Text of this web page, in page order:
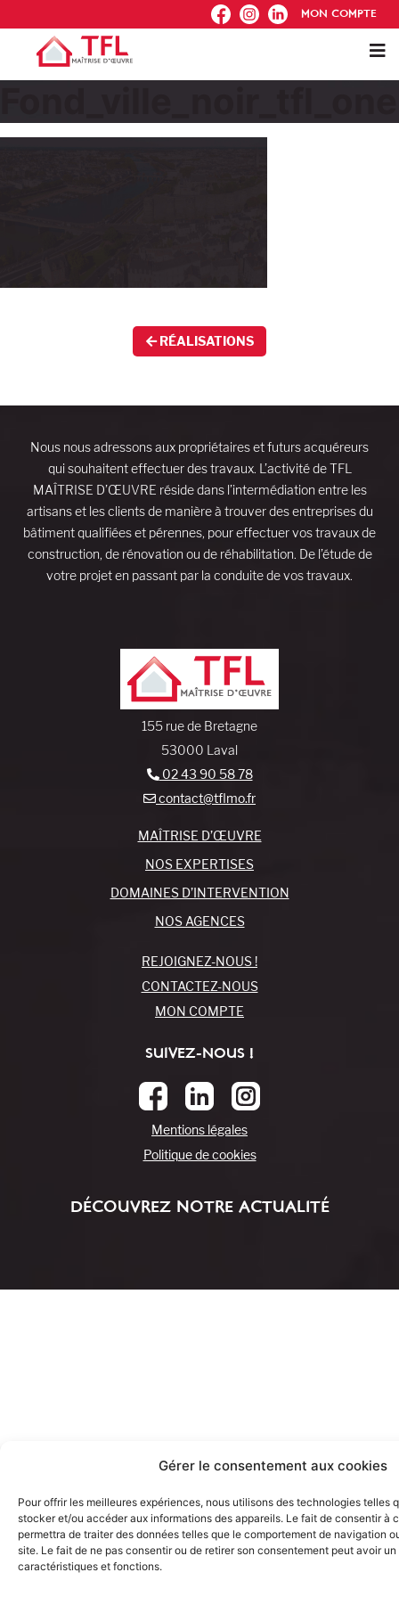
Gérer le consentement aux cookies
Pour offrir les meilleures expériences, nous utilisons des technologies telles
stocker et/ou accéder aux informations des appareils. Le fait de consentir à
permettra de traiter des données telles que le comportement de navigation
site. Le fait de ne pas consentir ou de retirer son consentement peut avoir
caractéristiques et fonctions.
FB IG IN MON COMPTE
RÉALISATIONS
Nous nous adressons aux propriétaires et futurs acquéreurs
qui souhaitent effectuer des travaux. L’activité de TFL
MAÎTRISE D’ŒUVRE réside dans l’intermédiation entre les
artisans et les clients de manière à trouver des entreprises du
bâtiment qualifiées et pérennes, pour effectuer vos travaux de
construction, de rénovation ou de réhabilitation. De l’étude de
votre projet en passant par la conduite de vos travaux.
155 rue de Bretagne
53000 Laval
02 43 90 58 78
contact@tflmo.fr
MAÎTRISE D’ŒUVRE
NOS EXPERTISES
DOMAINES D’INTERVENTION
NOS AGENCES
REJOIGNEZ-NOUS !
CONTACTEZ-NOUS
MON COMPTE
SUIVEZ-NOUS !
Mentions légales
Politique de cookies
DÉCOUVREZ NOTRE ACTUALITÉ